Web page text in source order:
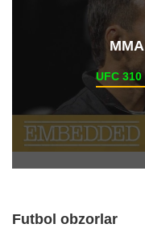
ММА
UFC
Futbol obzorlar